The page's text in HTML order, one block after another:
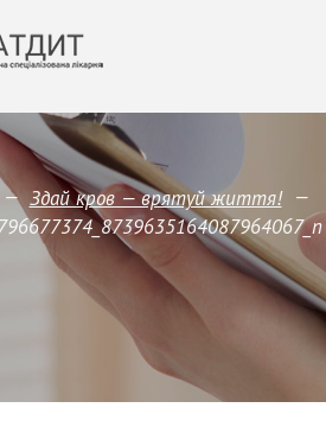
— Здай кров — врятуй життя! —